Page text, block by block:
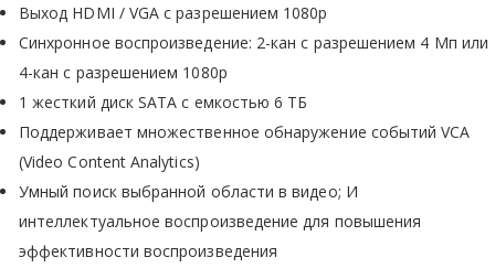
Выход HDMI / VGA с разрешением 1080p
Синхронное воспроизведение: 2-кан с разрешением 4 Мп или
4-кан с разрешением 1080p
1 жесткий диск SATA с емкостью 6 ТБ
Поддерживает множественное обнаружение событий VCA
(Video Content Analytics)
Умный поиск выбранной области в видео; И
интеллектуальное воспроизведение для повышения
эффективности воспроизведения